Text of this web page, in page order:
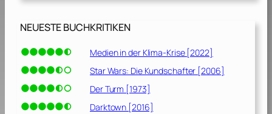
NEUESTE BUCHKRITIKEN
Medien in der Klima-Krise [2022]
Star Wars: Die Kundschafter [2006]
Der Turm [1973]
Darktown [2016]